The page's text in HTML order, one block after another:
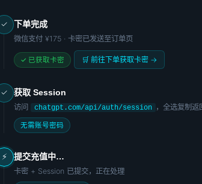
✓ 下单完成
微信支付 ¥175 · 卡密已发送至订单页
✓ 已获取卡密 🛒 前往下单获取卡密 →
✓ 获取 Session
访问 chatgpt.com/api/auth/session ，全选复制返
无需账号密码
⚡ 提交充值中…
卡密 + Session 已提交，正在处理